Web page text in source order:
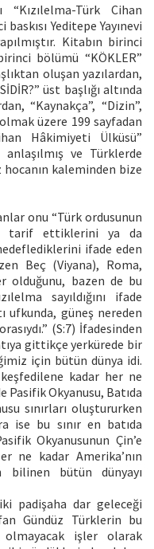
“Kızılelma-Türk Cihan
Yeditepe Yayınevi
Kitabın birinci
bölümü “KÖKLER”
oluşan yazılardan,
üst başlığı altında
“Kaynakça”, “Dizin”,
üzere 199 sayfadan
Hâkimiyeti Ülküsü”
ve Türklerde
kaleminden bize
onu “Türk ordusunun
tarif ettiklerini ya da
ifade eden
Beç (Viyana), Roma,
olduğunu, bazen de bu
sayıldığını ifade
ufkunda, güneş nereden
(S:7) İfadesinden
gittikçe yerkürede bir
için bütün dünya idi.
kadar her ne
Pasifik Okyanusu, Batıda
sınırları oluştururken
ise bu sınır en batıda
Okyanusunun Çin’e
ne kadar Amerika’nın
bütün dünyayı
padişaha dar geleceği
Gündüz Türklerin bu
işler olarak